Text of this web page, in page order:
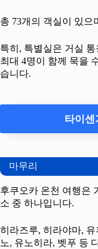
총 73개의 객실이 있으
특히, 특별실은 거실
최대 4명이 함께 묵을
습니다.
타이센
마무리
후쿠오카 온천 여행은
소 중 하나입니다.
히라즈루, 히라야마,
노, 유노히라, 벳푸 등